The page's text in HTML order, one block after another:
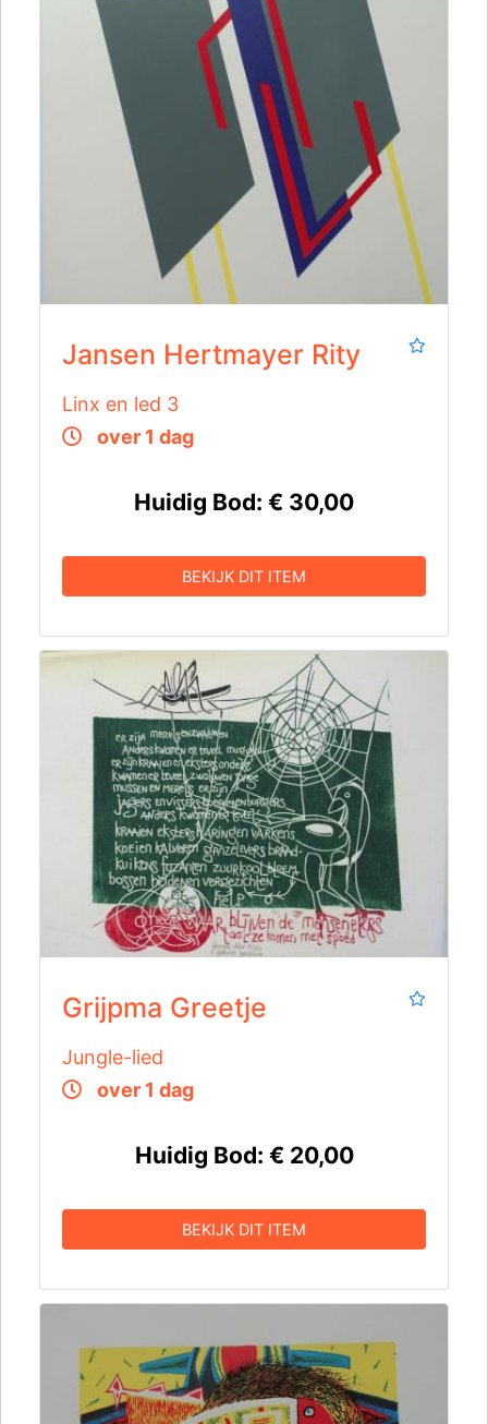
Jansen Hertmayer Rity
Linx en led 3
over 1 dag
Huidig Bod: € 30,00
BEKIJK DIT ITEM
Grijpma Greetje
Jungle-lied
over 1 dag
Huidig Bod: € 20,00
BEKIJK DIT ITEM